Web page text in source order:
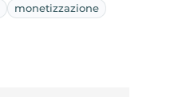
monetizzazione